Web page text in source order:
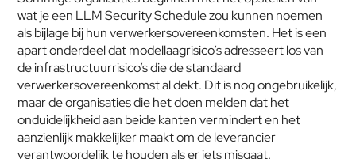
wat je een LLM Security Schedule zou kunnen noemen
als bijlage bij hun verwerkersovereenkomsten. Het is een
apart onderdeel dat modellaagrisico’s adresseert los van
de infrastructuurrisico’s die de standaard
verwerkersovereenkomst al dekt. Dit is nog ongebruikelijk,
maar de organisaties die het doen melden dat het
onduidelijkheid aan beide kanten vermindert en het
aanzienlijk makkelijker maakt om de leverancier
verantwoordelijk te houden als er iets misgaat.